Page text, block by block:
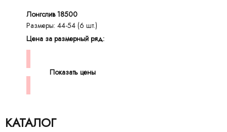
КАТАЛОГ
Лонгслив 18500
Размеры: 44-54 (6 шт.)
Цена за размерный ряд:
Показать цены